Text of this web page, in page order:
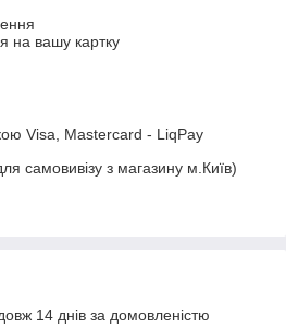
на вашу картку
Visa, Mastercard - LiqPay
самовивізу з магазину м.Київ)
14 днів за домовленістю